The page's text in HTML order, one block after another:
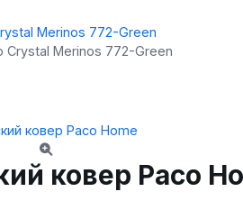
Crystal Merinos 772-Green
ковер Paco